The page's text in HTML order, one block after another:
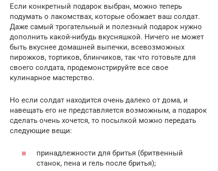
Если конкретный подарок выбран, можно теперь
подумать о лакомствах, которые обожает ваш солдат.
Даже самый трогательный и полезный подарок нужно
дополнить какой-нибудь вкусняшкой. Ничего не может
быть вкуснее домашней выпечки, всевозможных
пирожков, тортиков, блинчиков, так что готовьте для
своего солдата, продемонстрируйте все свое
кулинарное мастерство.
Но если солдат находится очень далеко от дома, и
навещать его не представляется возможным, а подарок
сделать очень хочется, то посылкой можно передать
следующие вещи:
принадлежности для бритья (бритвенный
станок, пена и гель после бритья);